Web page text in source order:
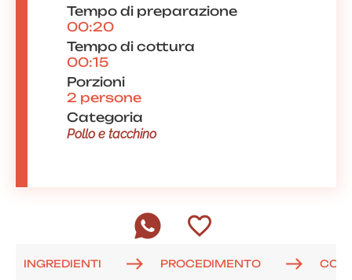
Tempo di preparazione
00:20
Tempo di cottura
00:15
Porzioni
2 persone
Categoria
Pollo e tacchino
INGREDIENTI PROCEDIMENTO